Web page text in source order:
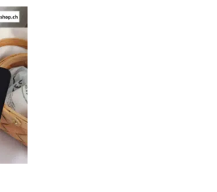
Dieses
Produkt
weist
mehrere
Varianten
auf.
Die
Optionen